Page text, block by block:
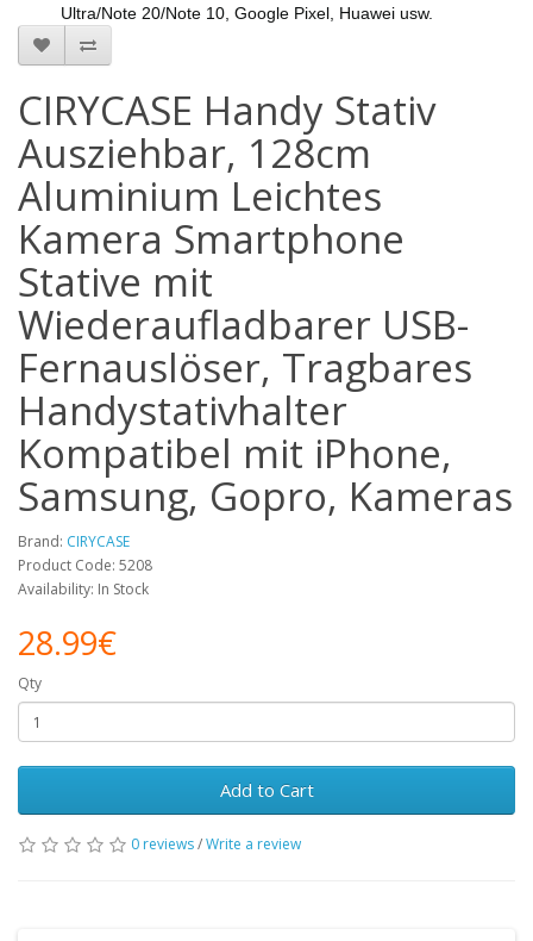
Ultra/Note 20/Note 10, Google Pixel, Huawei usw.
CIRYCASE Handy Stativ
Ausziehbar, 128cm
Aluminium Leichtes
Kamera Smartphone
Stative mit
Wiederaufladbarer USB-
Fernauslöser, Tragbares
Handystativhalter
Kompatibel mit iPhone,
Samsung, Gopro, Kameras
Brand: CIRYCASE
Product Code: 5208
Availability: In Stock
28.99€
Qty
Add to Cart
0 reviews/Write a review